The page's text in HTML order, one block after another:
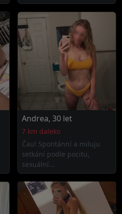
Andrea, 30 let
7 km daleko
Čau! Spontánní a miluju
setkání podle pocitu,
sexuální...